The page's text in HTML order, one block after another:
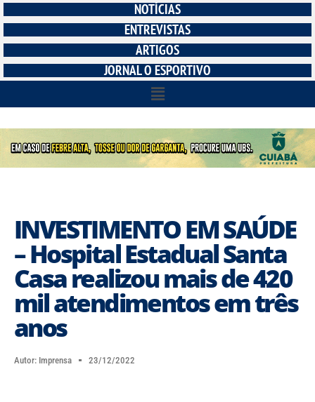
NOTÍCIAS
ENTREVISTAS
ARTIGOS
JORNAL O ESPORTIVO
INVESTIMENTO EM SAÚDE
– Hospital Estadual Santa
Casa realizou mais de 420
mil atendimentos em três
anos
Autor: Imprensa 23/12/2022